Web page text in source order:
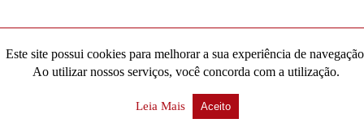
Este site possui cookies para melhorar a sua experiência de
Ao utilizar nossos serviços, você concorda com a utilização.
Leia Mais Aceito